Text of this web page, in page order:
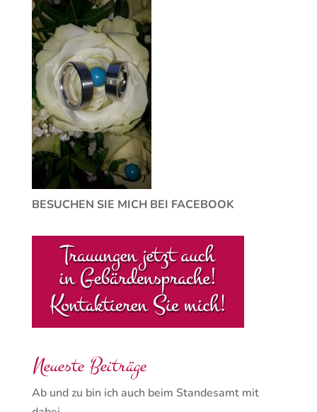
BESUCHEN SIE MICH BEI FACEBOOK
Neueste Beiträge
Ab und zu bin ich auch beim Standesamt mit